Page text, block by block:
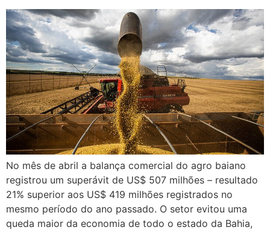
No mês de abril a balança comercial do agro baiano
registrou um superávit de US$ 507 milhões – resultado
21% superior aos US$ 419 milhões registrados no
mesmo período do ano passado. O setor evitou uma
queda maior da economia de todo o estado da Bahia,